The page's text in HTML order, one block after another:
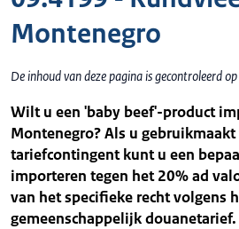
Montenegro
De inhoud van deze pagina is gecontroleerd
Wilt u een 'baby beef'-product
Montenegro? Als u
tariefcontingent kunt u een
importeren tegen het 20% ad
van het specifieke recht volgens
gemeenschappelijk